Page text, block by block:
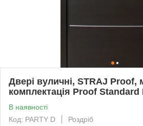
Двері вуличні, STRAJ Proof,
комплектація Proof Standard
В наявності
Код: PARTY D
Роздріб